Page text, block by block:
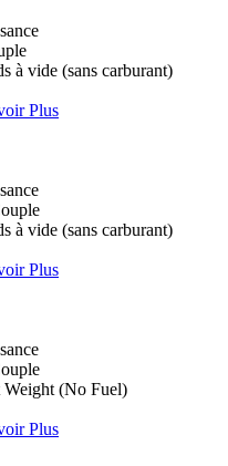
à vide (sans carburant)
Plus
à vide (sans carburant)
Plus
Weight (No Fuel)
Plus